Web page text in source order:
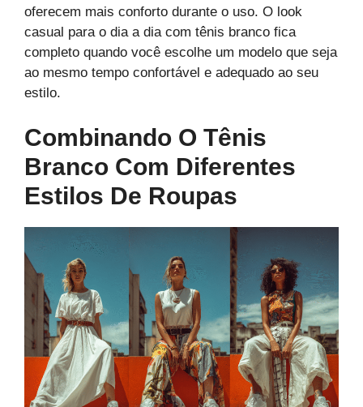
oferecem mais conforto durante o uso. O look
casual para o dia a dia com tênis branco fica
completo quando você escolhe um modelo que seja
ao mesmo tempo confortável e adequado ao seu
estilo.
Combinando O Tênis
Branco Com Diferentes
Estilos De Roupas